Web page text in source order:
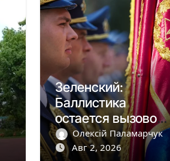
Зеленский:
Баллистика
остается вызовом,
но дроны сбиваем
более чем на 90%
Олексій Паламарчук
Авг 2, 2026